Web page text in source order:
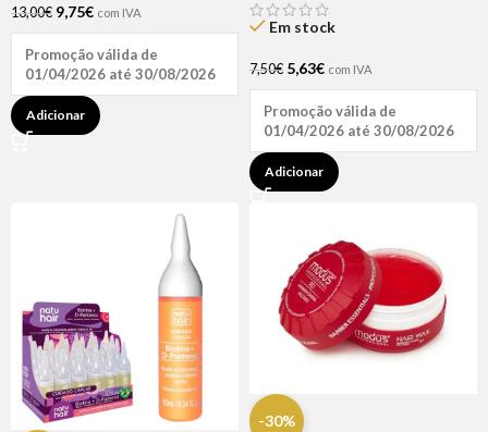
13,00€ 9,75€ com IVA
Promoção válida de
01/04/2026 até 30/08/2026
Adicionar
Em stock
7,50€ 5,63€ com IVA
Promoção válida de
01/04/2026 até 30/08/2026
Adicionar
-30%